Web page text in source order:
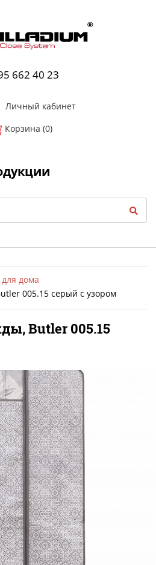
662 40 23
Личный кабинет
Корзина (0)
дома
005.15 серый с узором
Butler 005.15